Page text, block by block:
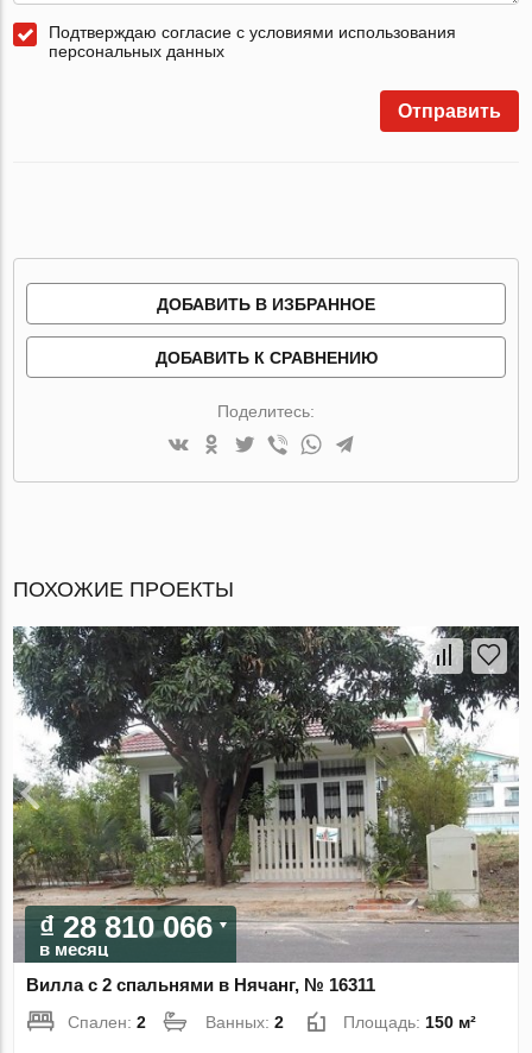
Подтверждаю согласие с условиями использования
персональных данных
Отправить
ДОБАВИТЬ В ИЗБРАННОЕ
ДОБАВИТЬ К СРАВНЕНИЮ
Поделитесь:
ПОХОЖИЕ ПРОЕКТЫ
₫ 28 810 066
в месяц
Вилла с 2 спальнями в Нячанг, № 16311
Спален:2 Ванных:2 Площадь:150 м²